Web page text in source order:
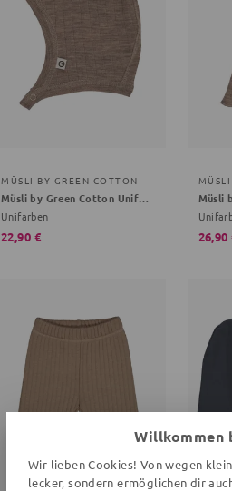
MÜSLI BY GREEN COTTON
Müsli by Green Cotton Unifarben braun 68/74
Unifarben
22,90 € 26,90
Willkommen
Wir lieben Cookies! Von wegen
lecker, sondern ermöglichen dir